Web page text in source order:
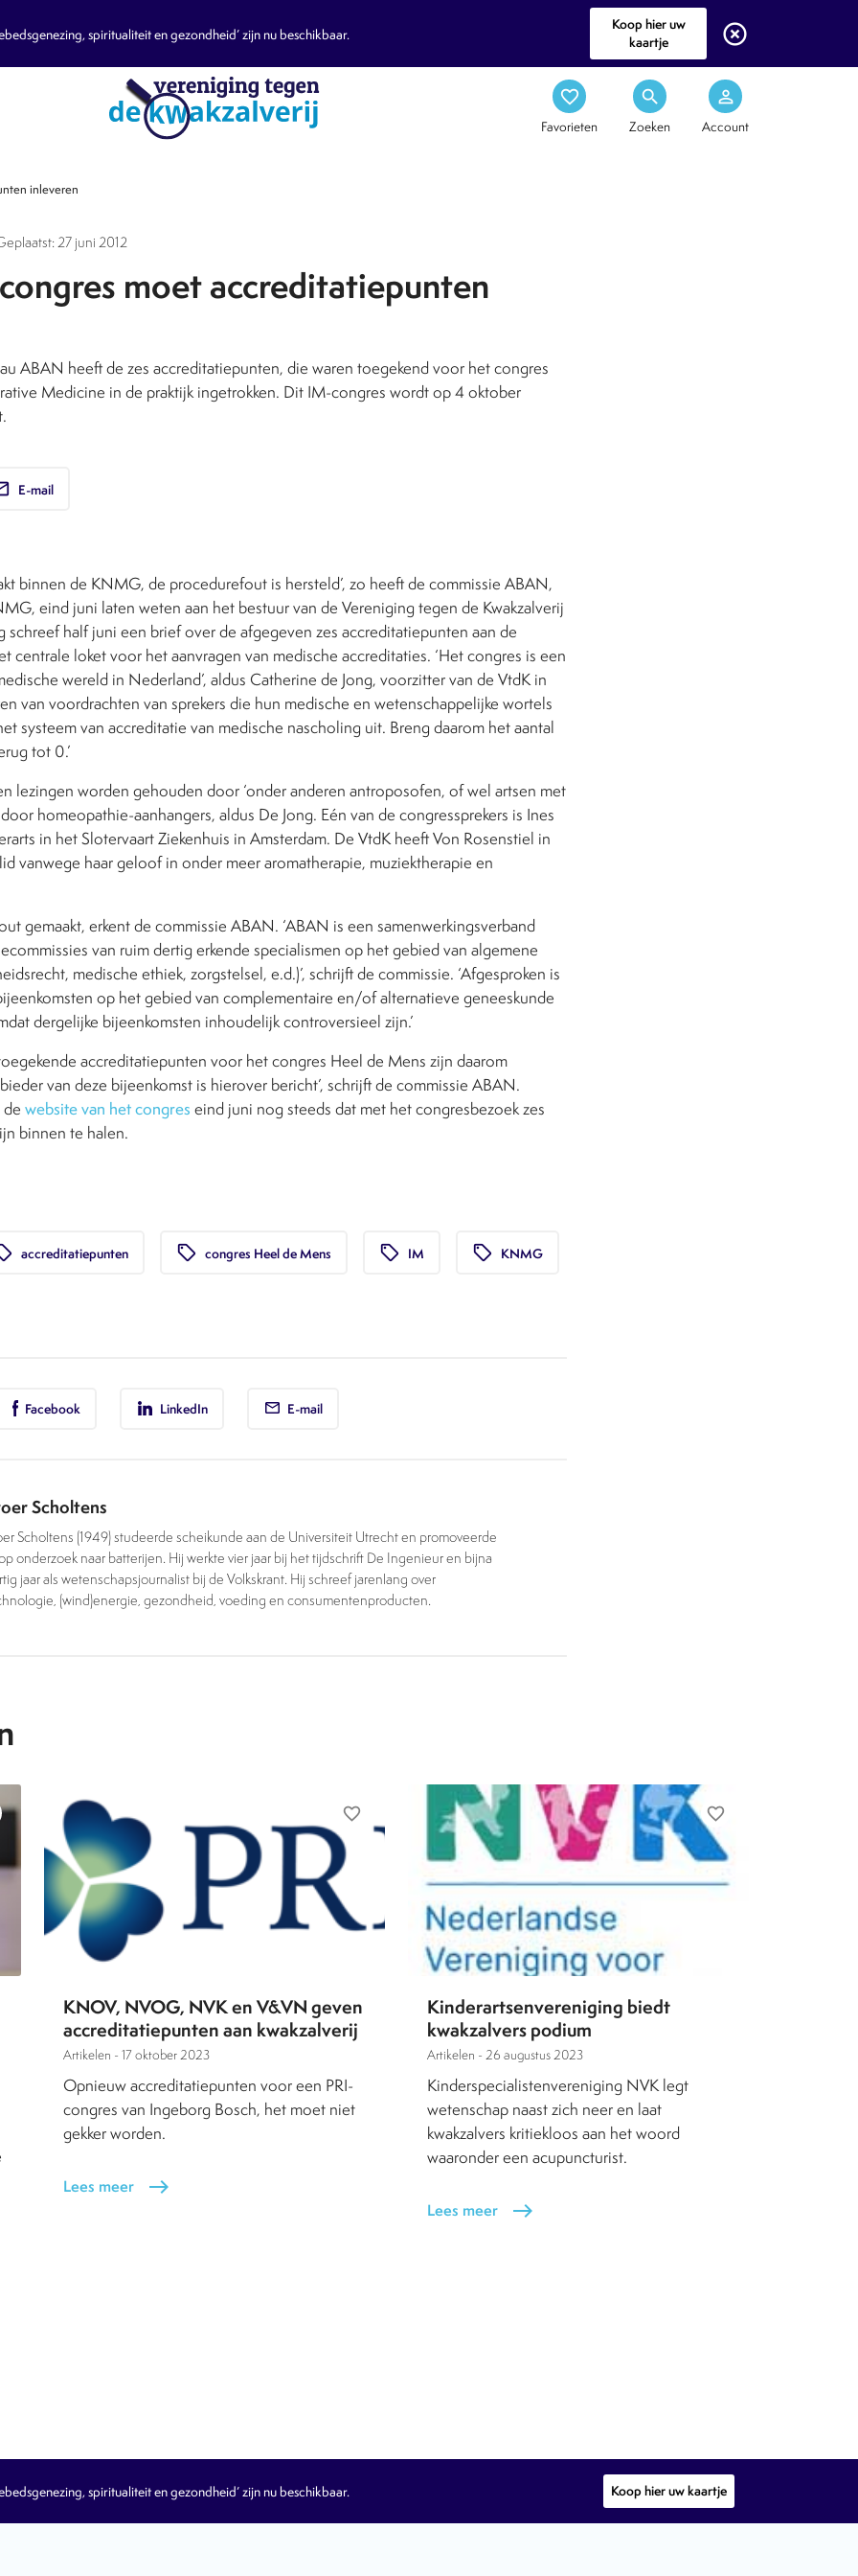
spiritualiteit en gezondheid’ zijn nu beschikbaar.
Koop hier uw
kaartje
highlight_off
favorite_border
Favorieten
search
Zoeken
person_outline
Account
inleveren
27 juni 2012
moet accreditatiepunten
ABAN heeft de zes accreditatiepunten, die waren toegekend voor het congres
Medicine in de praktijk ingetrokken. Dit IM-congres wordt op 4 oktober
E-mail
binnen de KNMG, de procedurefout is hersteld’, zo heeft de commissie ABAN,
eind juni laten weten aan het bestuur van de Vereniging tegen de Kwakzalverij
schreef half juni een brief over de afgegeven zes accreditatiepunten aan de
centrale loket voor het aanvragen van medische accreditaties. ‘Het congres is een
wereld in Nederland’, aldus Catherine de Jong, voorzitter van de VtdK in
van voordrachten van sprekers die hun medische en wetenschappelijke wortels
systeem van accreditatie van medische nascholing uit. Breng daarom het aantal
tot 0.’
lezingen worden gehouden door ‘onder anderen antroposofen, of wel artsen met
homeopathie-aanhangers, aldus De Jong. Eén van de congressprekers is Ines
in het Slotervaart Ziekenhuis in Amsterdam. De VtdK heeft Von Rosenstiel in
vanwege haar geloof in onder meer aromatherapie, muziektherapie en
gemaakt, erkent de commissie ABAN. ‘ABAN is een samenwerkingsverband
van ruim dertig erkende specialismen op het gebied van algemene
medische ethiek, zorgstelsel, e.d.)’, schrijft de commissie. ‘Afgesproken is
op het gebied van complementaire en/of alternatieve geneeskunde
dergelijke bijeenkomsten inhoudelijk controversieel zijn.’
accreditatiepunten voor het congres Heel de Mens zijn daarom
van deze bijeenkomst is hierover bericht’, schrijft de commissie ABAN.
website van het congres eind juni nog steeds dat met het congresbezoek zes
binnen te halen.
accreditatiepunten local_offer congres Heel de Mens local_offer IM local_offer KNMG
Facebook LinkedIn E-mail
Scholtens
Scholtens (1949) studeerde scheikunde aan de Universiteit Utrecht en promoveerde
onderzoek naar batterijen. Hij werkte vier jaar bij het tijdschrift De Ingenieur en bijna
jaar als wetenschapsjournalist bij de Volkskrant. Hij schreef jarenlang over
(wind)energie, gezondheid, voeding en consumentenproducten.
favorite_border
KNOV, NVOG, NVK en V&VN geven
accreditatiepunten aan kwakzalverij
Artikelen - 17 oktober 2023
Opnieuw accreditatiepunten voor een PRI-
congres van Ingeborg Bosch, het moet niet
gekker worden.
Lees meer east
favorite_border
Kinderartsenvereniging biedt
kwakzalvers podium
Artikelen - 26 augustus 2023
Kinderspecialistenvereniging NVK legt
wetenschap naast zich neer en laat
kwakzalvers kritiekloos aan het woord
waaronder een acupuncturist.
Lees meer east
spiritualiteit en gezondheid’ zijn nu beschikbaar. Koop hier uw kaartje